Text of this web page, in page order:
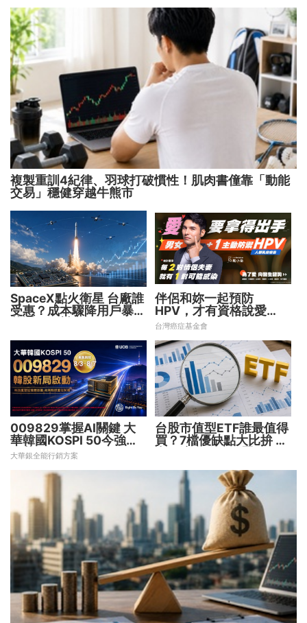
複製重訓4紀律、羽球打破慣性！肌肉書僮靠「動能
交易」穩健穿越牛熊市
SpaceX點火衛星 台廠誰
受惠？成本驟降用戶暴增
伴侶和妳一起預防
HPV，才有資格說愛
妳！
台灣癌症基金會
009829掌握AI關鍵 大
華韓國KOSPI 50今強勢
開募
大華銀全能行銷方案
台股市值型ETF誰最值得
買？7檔優缺點大比拚 找